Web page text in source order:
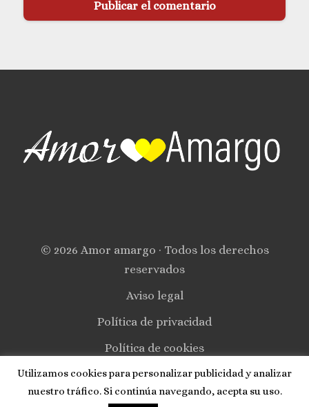
© 2026 Amor amargo · Todos los derechos
reservados
Aviso legal
Política de privacidad
Política de cookies
Contacto
Utilizamos cookies para personalizar publicidad y analizar
nuestro tráfico. Si continúa navegando, acepta su uso.